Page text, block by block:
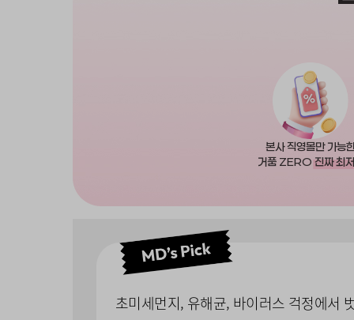
본사 직영몰만 가능
거품 ZERO 진짜 최
초미세먼지, 유해균, 바이러스 걱정에서